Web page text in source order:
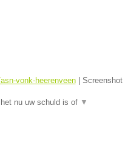
vonk-heerenveen| Screenshot
nu uw schuld is of ▼